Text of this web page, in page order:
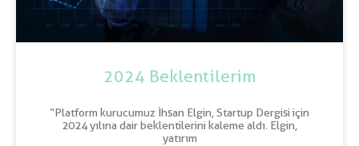
2024 Beklentilerim
“Platform kurucumuz İhsan Elgin, Startup Dergisi için
2024 yılına dair beklentilerini kaleme aldı. Elgin,
yatırım